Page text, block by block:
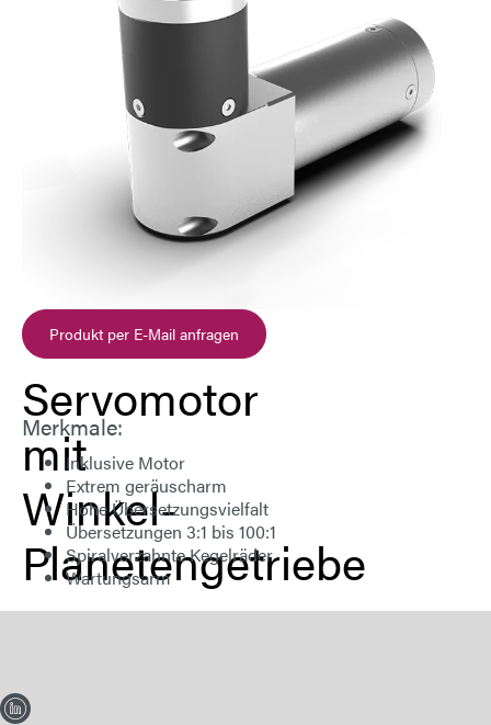
Nachricht senden
Servomotor
mit
Winkel-
Planetengetriebe
Produkt per E-Mail anfragen
Merkmale:
Inklusive Motor
Extrem geräuscharm
Hohe Übersetzungsvielfalt
Übersetzungen 3:1 bis 100:1
Spiralverzahnte Kegelräder
Wartungsarm